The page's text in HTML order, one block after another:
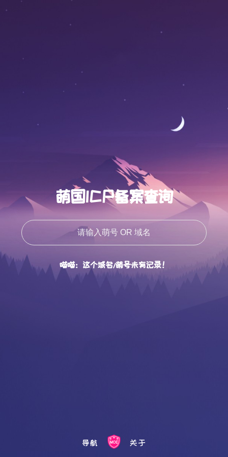
萌国ICP备案查询
喵喵：这个域名/萌号未有记录！
导航 关于